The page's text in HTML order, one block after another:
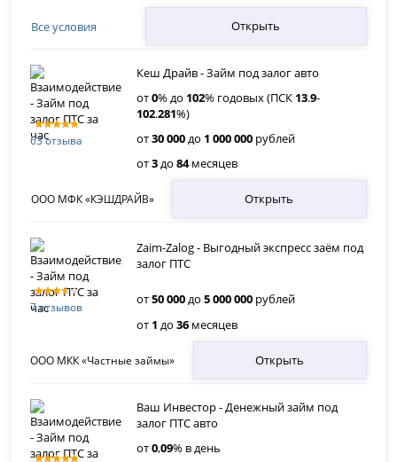
Все условия Открыть
63 отзыва
Кеш Драйв - Займ под залог авто
от0% до 102% годовых (ПСК 13.9-
102.281%)
от30 000до 1 000 000 рублей
от3до84месяцев
ООО МФК «КЭШДРАЙВ» Открыть
7 отзывов
Zaim-Zalog - Выгодный экспресс заём под
залог ПТС
от50 000до5 000 000 рублей
от 1 до36 месяцев
ООО МКК «Частные займы» Открыть
Ваш Инвестор - Денежный займ под
залог ПТС авто
от0,09% в день